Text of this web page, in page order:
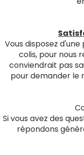
Vous disposez
colis, pour nous
conviendrait pas
pour demander le
Si vous avez des
répondons